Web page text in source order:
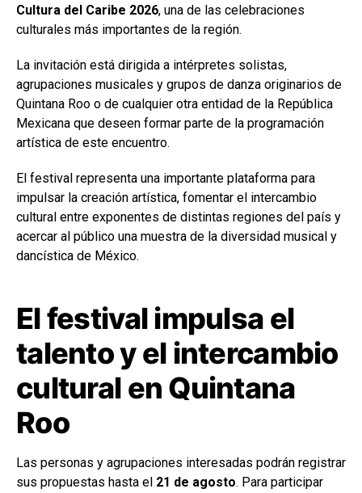
Cultura del Caribe 2026, una de las celebraciones
culturales más importantes de la región.
La invitación está dirigida a intérpretes solistas,
agrupaciones musicales y grupos de danza originarios de
Quintana Roo o de cualquier otra entidad de la República
Mexicana que deseen formar parte de la programación
artística de este encuentro.
El festival representa una importante plataforma para
impulsar la creación artística, fomentar el intercambio
cultural entre exponentes de distintas regiones del país y
acercar al público una muestra de la diversidad musical y
dancística de México.
El festival impulsa el
talento y el intercambio
cultural en Quintana
Roo
Las personas y agrupaciones interesadas podrán registrar
sus propuestas hasta el 21 de agosto. Para participar